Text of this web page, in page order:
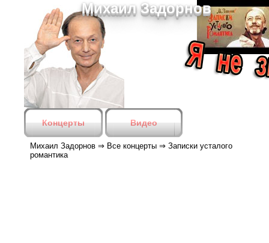
Михаил Задорнов
Концерты Видео
Михаил Задорнов ⇒ Все концерты ⇒ Записки усталого
романтика